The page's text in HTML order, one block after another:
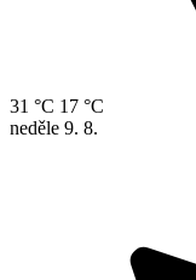
31 °C 17 °C
neděle 9. 8.